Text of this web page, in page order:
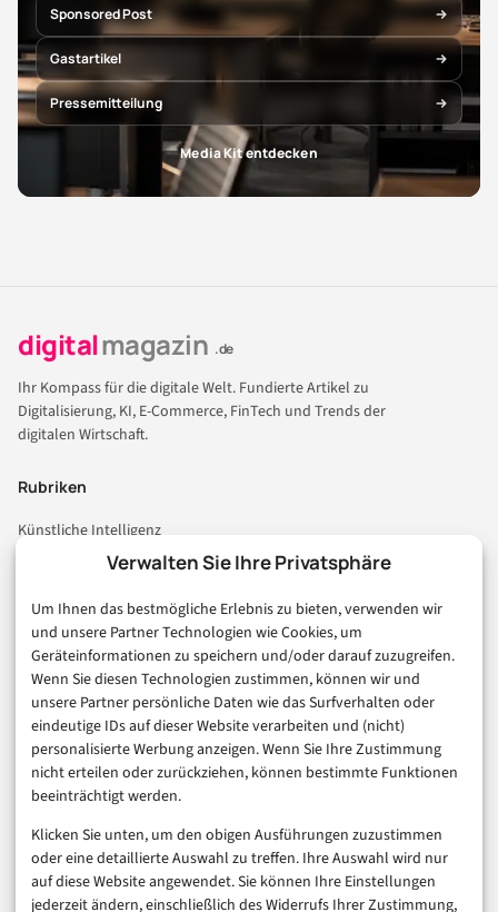
Verwalten Sie Ihre Privatsphäre
Um Ihnen das bestmögliche Erlebnis zu bieten, verwenden wir
und unsere Partner Technologien wie Cookies, um
Geräteinformationen zu speichern und/oder darauf zuzugreifen.
Wenn Sie diesen Technologien zustimmen, können wir und
unsere Partner persönliche Daten wie das Surfverhalten oder
eindeutige IDs auf dieser Website verarbeiten und (nicht)
personalisierte Werbung anzeigen. Wenn Sie Ihre Zustimmung
nicht erteilen oder zurückziehen, können bestimmte Funktionen
beeinträchtigt werden.
Klicken Sie unten, um den obigen Ausführungen zuzustimmen
oder eine detaillierte Auswahl zu treffen. Ihre Auswahl wird nur
auf diese Website angewendet. Sie können Ihre Einstellungen
jederzeit ändern, einschließlich des Widerrufs Ihrer Zustimmung,
Sponsored Post
Gastartikel
Pressemitteilung
Media Kit entdecken
digitalmagazin .de
Ihr Kompass für die digitale Welt. Fundierte Artikel zu
Digitalisierung, KI, E-Commerce, FinTech und Trends der
digitalen Wirtschaft.
Rubriken
Künstliche Intelligenz
Technologie & IT
Consumer & Digital Life
Marketing
Finanzen & FinTech
Business & Karriere
Sicherheit & Recht
Digitalisierung
Marketing
Magazin
Unsere Redaktion